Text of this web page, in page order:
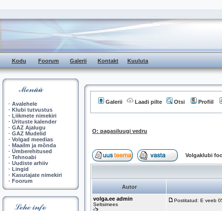
Kodu Foorum Galerii Kontakt Kuuluta
· Avalehele
· Klubi tutvustus
· Liikmete nimekiri
· Ürituste kalender
· GAZ Ajalugu
· GAZ Mudelid
· Volgad meedias
· Maailm ja mõnda
· Ümberehitused
· Tehnoabi
· Uudiste arhiiv
· Lingid
· Kasutajate nimekiri
· Foorum
Galerii Laadi pilte Otsi Profiil
O: pagasiluugi vedru
Volgaklubi
Autor
volga.ee admin
Seltsimees
Postitatud: E veeb